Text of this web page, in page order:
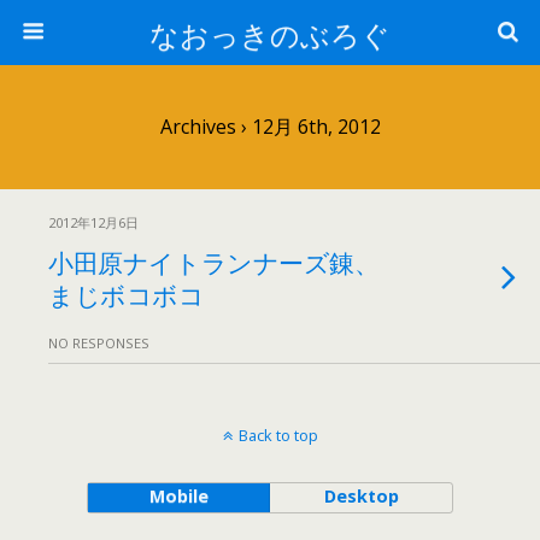
なおっきのぶろぐ
Archives › 12月 6th, 2012
2012年12月6日
小田原ナイトランナーズ錬、
まじボコボコ
NO RESPONSES
Back to top
Mobile Desktop